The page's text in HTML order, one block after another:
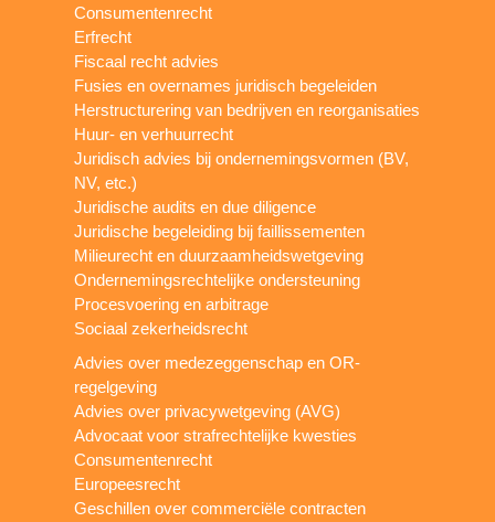
Consumentenrecht
Erfrecht
Fiscaal recht advies
Fusies en overnames juridisch begeleiden
Herstructurering van bedrijven en reorganisaties
Huur- en verhuurrecht
Juridisch advies bij ondernemingsvormen (BV,
NV, etc.)
Juridische audits en due diligence
Juridische begeleiding bij faillissementen
Milieurecht en duurzaamheidswetgeving
Ondernemingsrechtelijke ondersteuning
Procesvoering en arbitrage
Sociaal zekerheidsrecht
Advies over medezeggenschap en OR-
regelgeving
Advies over privacywetgeving (AVG)
Advocaat voor strafrechtelijke kwesties
Consumentenrecht
Europeesrecht
Geschillen over commerciële contracten